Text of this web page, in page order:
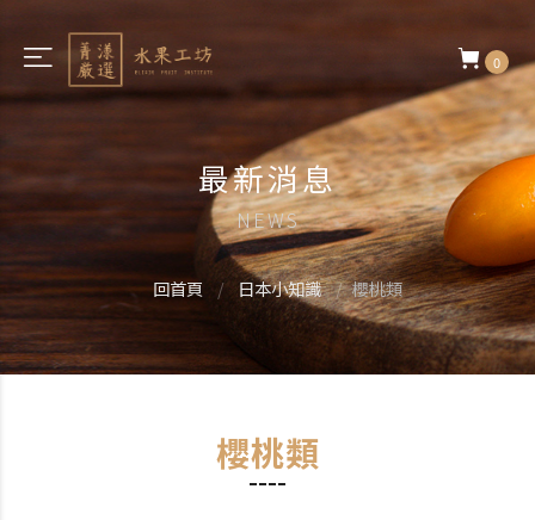
0
最新消息
NEWS
回首頁 日本小知識 櫻桃類
櫻桃類